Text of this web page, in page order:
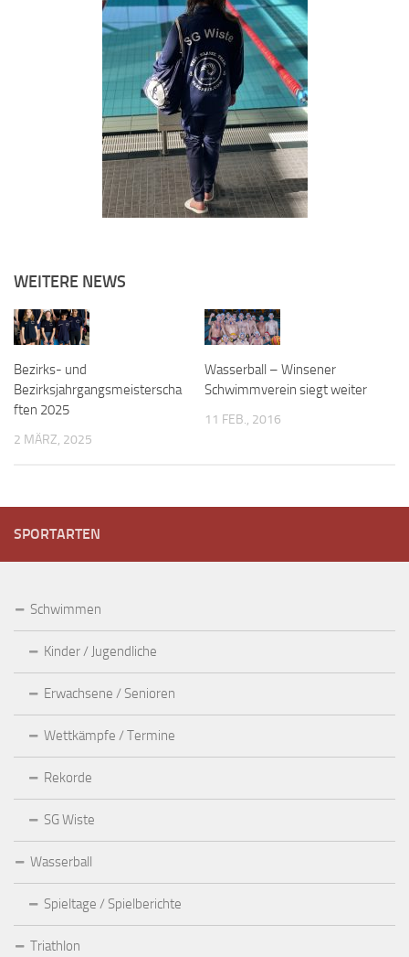
WEITERE NEWS
Bezirks- und
Bezirksjahrgangsmeisterscha
ften 2025
2 MÄRZ, 2025
Wasserball – Winsener
Schwimmverein siegt weiter
11 FEB., 2016
SPORTARTEN
Schwimmen
Kinder / Jugendliche
Erwachsene / Senioren
Wettkämpfe / Termine
Rekorde
SG Wiste
Wasserball
Spieltage / Spielberichte
Triathlon